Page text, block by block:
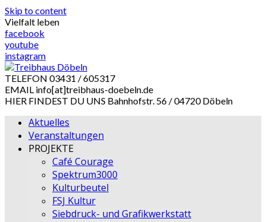
Skip to content
Vielfalt leben
facebook
youtube
instagram
TELEFON 03431 / 605317
EMAIL info[at]treibhaus-doebeln.de
HIER FINDEST DU UNS Bahnhofstr. 56 / 04720 Döbeln
Aktuelles
Veranstaltungen
PROJEKTE
Café Courage
Spektrum3000
Kulturbeutel
FSJ Kultur
Siebdruck- und Grafikwerkstatt